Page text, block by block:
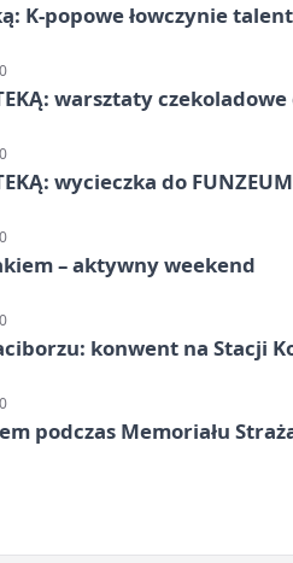
K-popowe łowczynie
warsztaty
wycieczka do
– aktywny weekend
konwent na Stacji
podczas Memoriału